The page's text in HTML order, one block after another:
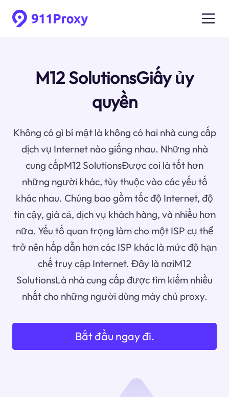
M12 SolutionsGiấy ủy
quyền
Không có gì bí mật là không có hai nhà cung cấp
dịch vụ Internet nào giống nhau. Những nhà
cung cấpM12 SolutionsĐược coi là tốt hơn
những người khác, tùy thuộc vào các yếu tố
khác nhau. Chúng bao gồm tốc độ Internet, độ
tin cậy, giá cả, dịch vụ khách hàng, và nhiều hơn
nữa. Yếu tố quan trọng làm cho một ISP cụ thể
trở nên hấp dẫn hơn các ISP khác là mức độ hạn
chế truy cập Internet. Đây là nơiM12
SolutionsLà nhà cung cấp được tìm kiếm nhiều
nhất cho những người dùng máy chủ proxy.
Bắt đầu ngay đi.